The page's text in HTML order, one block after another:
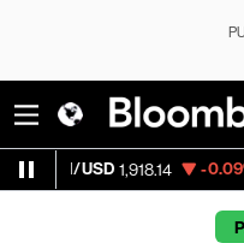
1,918.14 -0.09% Visa